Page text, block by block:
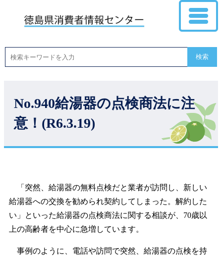
検索
No.940給湯器の点検商法に注
意！(R6.3.19)
「突然、給湯器の無料点検だと業者が訪問し、新しい
給湯器への交換を勧められ契約してしまった。解約した
い」といった給湯器の点検商法に関する相談が、70歳以
上の高齢者を中心に急増しています。
事例のように、電話や訪問で突然、給湯器の点検を持